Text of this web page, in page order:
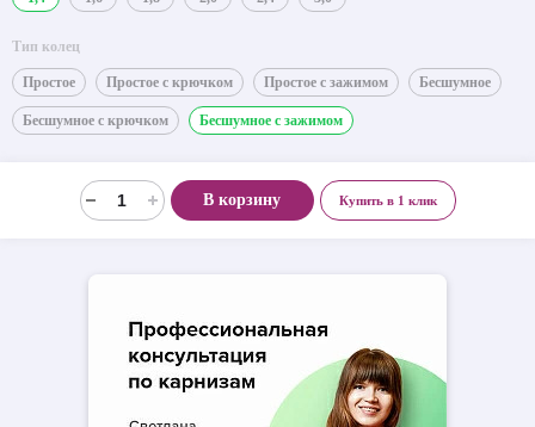
Тип колец
Простое Простое с крючком Простое с зажимом Бесшумное
Бесшумное с крючком Бесшумное с зажимом
В корзину Купить в 1 клик